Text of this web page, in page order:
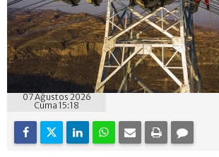
07 Ağustos 2026
Cuma 15:18